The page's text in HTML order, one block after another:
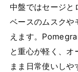
中盤ではセージと
ベースのムスクや
えます。
と重心が軽く、オ
まま日常使いし